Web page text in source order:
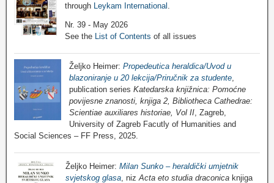
through
Leykam International
Nr. 39 - May 2026
See the
List of Contents of all issues
Željko Heimer: Propedeutica heraldica/Uvod u
blazoniranje u 20 lekcija/Priručnik za studente,
publication series Katedarska knjižnica: Pomoćne
povijesne znanosti, knjiga 2, Bibliotheca Cathedrae:
Scientiae auxiliares historiae, Vol II, Zagreb,
University of Zagreb Facutly of Humanities and
Social Sciences – FF Press, 2025.
Željko Heimer: Milan Sunko – heraldički umjetnik
svjetskog glasa , niz Acta eto studia draconica knjiga